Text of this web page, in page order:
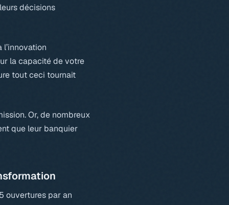
décisions
la capacité de votre
tout ceci tournait
Or, de nombreux
que leur banquier
ouvertures par an